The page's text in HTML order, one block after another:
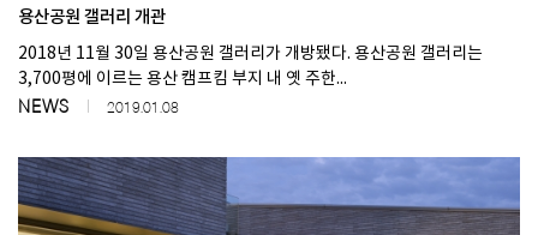
용산공원 갤러리 개관
2018년 11월 30일 용산공원 갤러리가 개방됐다. 용산공원 갤러리는
3,700평에 이르는 용산 캠프킴 부지 내 옛 주한...
NEWS 2019.01.08